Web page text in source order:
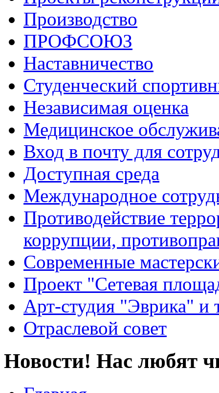
Производство
ПРОФСОЮЗ
Наставничество
Студенческий
Независимая оценка
Медицинское
Вход в почту для
Доступная среда
Международное
Противодействие
коррупции,
Современные
Проект "Сетевая
Арт-студия "Эврика" и
Отраслевой совет
Новости! Нас любят